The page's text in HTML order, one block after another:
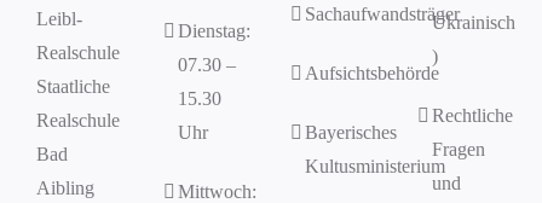
Leibl-
Realschule
Staatliche
Realschule
Bad
Aibling
Dienstag:
07.30 –
15.30
Uhr
Mittwoch:
Sachaufwandsträger
Aufsichtsbehörde
Bayerisches
Kultusministerium
Ukrainisch
)
Rechtliche
Fragen
und